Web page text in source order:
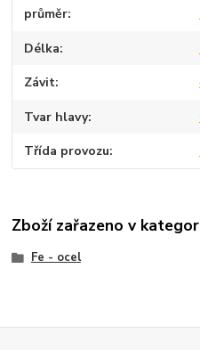
průměr
Délka
Závit
Tvar hlavy
Třída provozu
Zboží zařazeno v
Fe - ocel